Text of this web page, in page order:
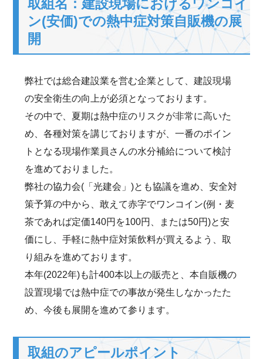
取組名：建設現場におけるワンコイ
ン(安価)での熱中症対策自販機の展
開
弊社では総合建設業を営む企業として、建設現場
の安全衛生の向上が必須となっております。
その中で、夏期は熱中症のリスクが非常に高いた
め、各種対策を講じておりますが、一番のポイン
トとなる現場作業員さんの水分補給について検討
を進めておりました。
弊社の協力会(「光建会」)とも協議を進め、安全対
策予算の中から、敢えて赤字でワンコイン(例・麦
茶であれば定価140円を100円、または50円)と安
価にし、手軽に熱中症対策飲料が買えるよう、取
り組みを進めております。
本年(2022年)も計400本以上の販売と、本自販機の
設置現場では熱中症での事故が発生しなかったた
め、今後も展開を進めて参ります。
取組のアピールポイント